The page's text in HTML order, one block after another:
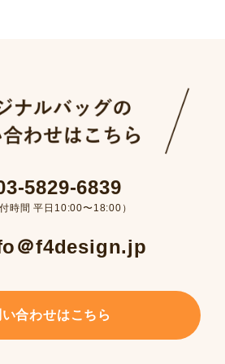
5829-6839
付時間 平日10:00〜18:00）
＠f4design.jp
合わせはこちら